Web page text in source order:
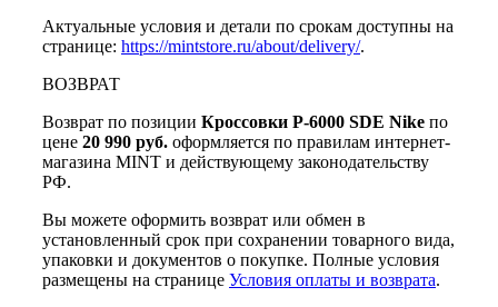
Актуальные условия и детали по срокам доступны на
странице: https://mintstore.ru/about/delivery/.
ВОЗВРАТ
Возврат по позиции Кроссовки P-6000 SDE Nike по
цене 20 990 руб. оформляется по правилам интернет-
магазина MINT и действующему законодательству
РФ.
Вы можете оформить возврат или обмен в
установленный срок при сохранении товарного вида,
упаковки и документов о покупке. Полные условия
размещены на странице Условия оплаты и возврата.